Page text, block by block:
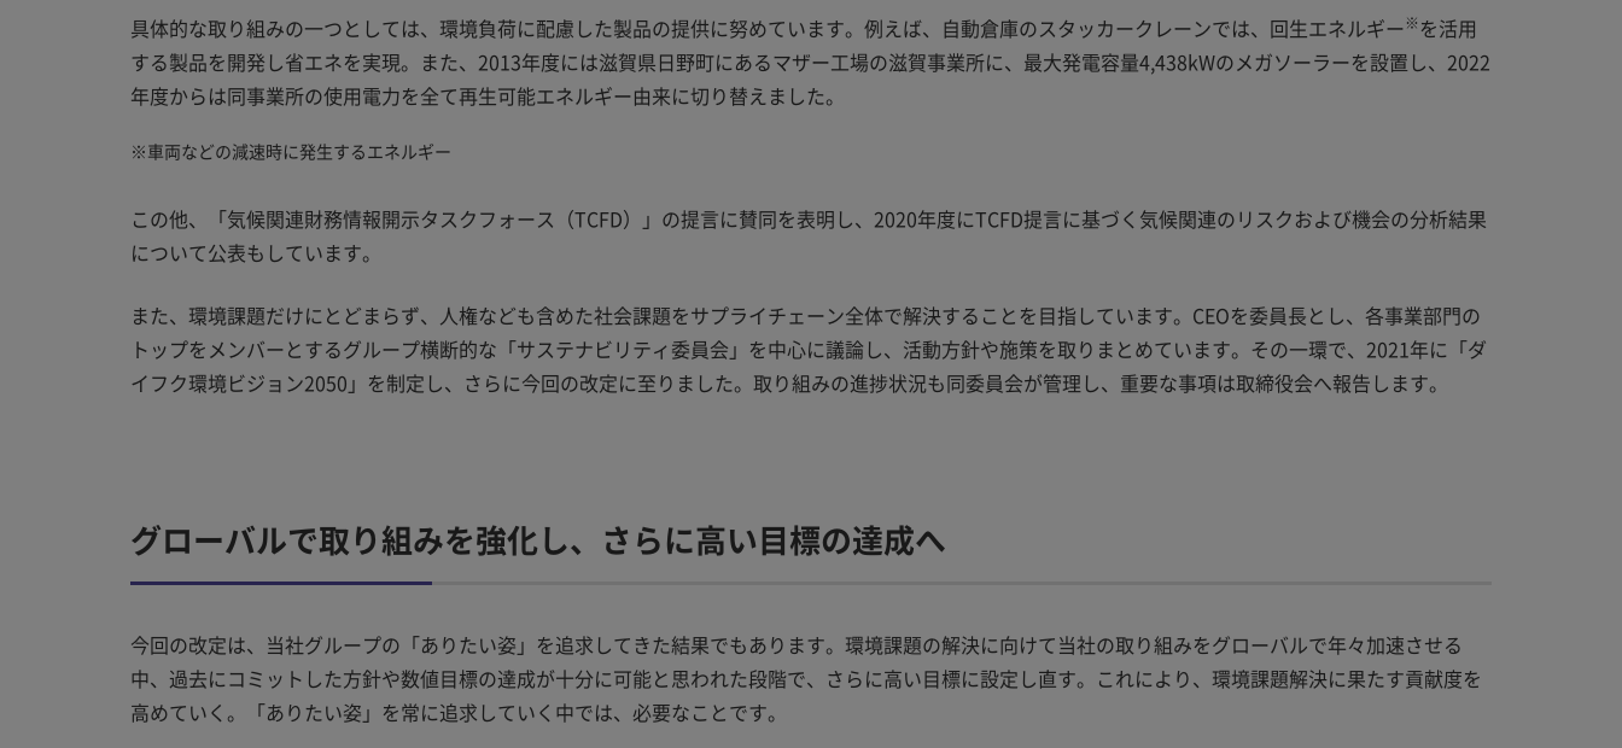
具体的な取り組みの一つとしては、環境負荷に配慮した製品の提供に努めています。例えば、自動倉庫のスタッカークレーンでは、回生エネルギー※ を活用
する製品を開発し省エネを実現。また、2013年度には滋賀県日野町にあるマザー工場の滋賀事業所に、最大発電容量4,438kWのメガソーラーを設置し、2022
年度からは同事業所の使用電力を全て再生可能エネルギー由来に切り替えました。
※車両などの減速時に発生するエネルギー
この他、「気候関連財務情報開示タスクフォース（TCFD）」の提言に賛同を表明し、2020年度にTCFD提言に基づく気候関連のリスクおよび機会の分析結果
について公表もしています。
また、環境課題だけにとどまらず、人権なども含めた社会課題をサプライチェーン全体で解決することを目指しています。CEOを委員長とし、各事業部門の
トップをメンバーとするグループ横断的な「サステナビリティ委員会」を中心に議論し、活動方針や施策を取りまとめています。その一環で、2021年に「ダ
イフク環境ビジョン2050」を制定し、さらに今回の改定に至りました。取り組みの進捗状況も同委員会が管理し、重要な事項は取締役会へ報告します。
グローバルで取り組みを強化し、さらに高い目標の達成へ
今回の改定は、当社グループの「ありたい姿」を追求してきた結果でもあります。環境課題の解決に向けて当社の取り組みをグローバルで年々加速させる
中、過去にコミットした方針や数値目標の達成が十分に可能と思われた段階で、さらに高い目標に設定し直す。これにより、環境課題解決に果たす貢献度を
高めていく。「ありたい姿」を常に追求していく中では、必要なことです。